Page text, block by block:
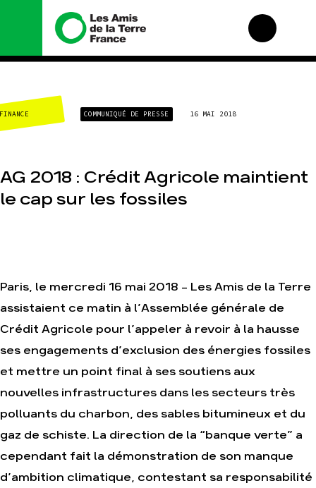
Nous connaître
Histoire
Valeurs
Équipes et
fonctionnement
de la Terre
Total, rendez-vous au
Mode : une tendance
terrain
Agir au quotidien
Soutenir les
campagnes
Transmettre tout ou
partie de son
patrimoine
Nos thématiques
Multinationales
Forêts
CLIMAT-ÉNERGIE COMMUNIQUÉ DE PRESSE 16 MAI 2018
AG 2018 : Crédit Agricole maintient
le cap sur les fossiles
Paris, le mercredi 16 mai 2018 – Les Amis de la Terre
assistaient ce matin à l’Assemblée générale de
Crédit Agricole pour l’appeler à revoir à la hausse
ses engagements d’exclusion des énergies fossiles
et mettre un point final à ses soutiens aux
nouvelles infrastructures dans les secteurs très
polluants du charbon, des sables bitumineux et du
gaz de schiste. La direction de la “banque verte” a
cependant fait la démonstration de son manque
d’ambition climatique, contestant sa responsabilité